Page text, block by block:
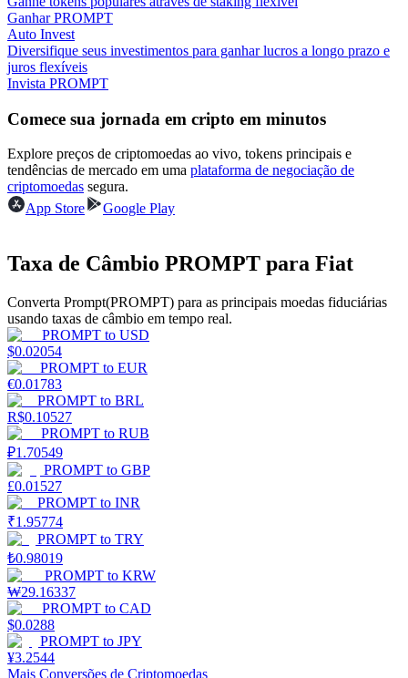
Porquinho poderoso
Ganhe recompensas competitivas diariamente
Estacamento
Altos retornos e acesso instantâneo
Launchpool
Staking flexível para ganhar tokens populares.
Ganhar PROMPT
Auto Invest
Diversifique seus investimentos para ganhar lucros a longo prazo e
juros flexíveis
Invista PROMPT
Comece sua jornada em cripto em minutos
Explore preços de criptomoedas ao vivo, tokens principais e
tendências de mercado em uma plataforma de negociação de
criptomoedas segura.
App Store
Google Play
Taxa de Câmbio PROMPT para Fiat
Converta Prompt(PROMPT) para as principais moedas fiduciárias
usando taxas de câmbio em tempo real.
PROMPT to USD
$0.02054
PROMPT to EUR
€0.01783
PROMPT to BRL
R$0.10527
PROMPT to RUB
₽1.70549
PROMPT to GBP
£0.01527
PROMPT to INR
₹1.95774
PROMPT to TRY
₺0.98019
PROMPT to KRW
₩29.16337
PROMPT to CAD
$0.0288
PROMPT to JPY
¥3.2544
Mais Conversões de Criptomoedas